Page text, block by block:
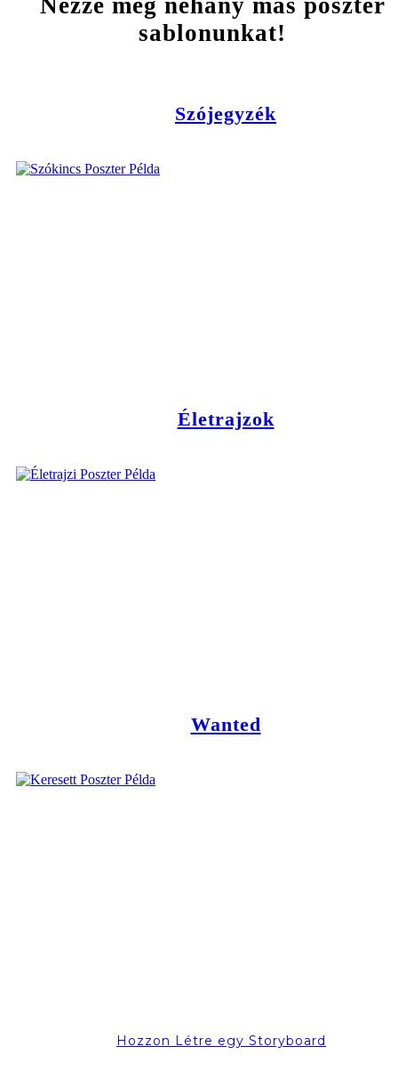
sablonunkat!
Szójegyzék
Életrajzok
Wanted
Hozzon Létre egy Storyboard